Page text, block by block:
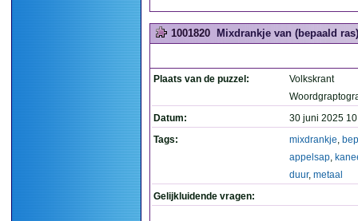
1001820 Mixdrankje van (bepaald
Plaats van de puzzel:
Volkskrant
Datum:
30 juni 2025
Tags:
mixdrankje,
appelsap,
duur, metaal
Gelijkluidende vragen: